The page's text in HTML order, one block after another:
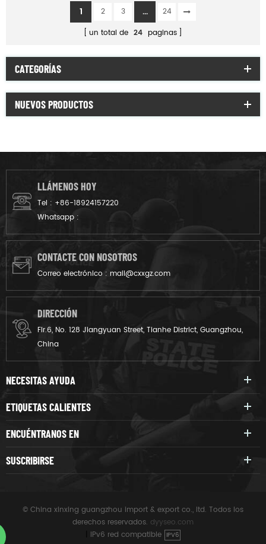
1 2 3 ...
24
un total de 24 paginas
CATEGORÍAS
NUEVOS PRODUCTOS
LLÁMENOS HOY
Tel : +86-18924157220
Whatsapp :
CONTACTE CON NOSOTROS
Correo electrónico : mail@cxxgz.com
DIRECCIÓN
Flr.6, No. 128 Jiangyuan Street, Tianhe District, Guangzhou,
China
NECESITAS AYUDA
ETIQUETAS CALIENTES
ENCUÉNTRANOS EN
SUSCRIBIRSE
© China xinxing guangzhou import & export co., ltd. Todos los
derechos reservados. dyyseo.com
IPv6 red compatible IPV6